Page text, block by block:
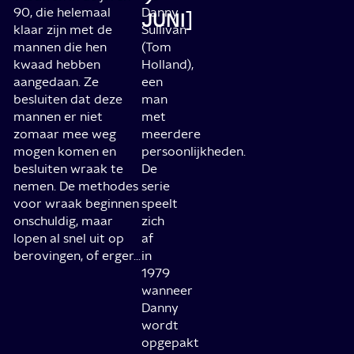
90, die helemaal
klaar zijn met de
mannen die hen
kwaad hebben
aangedaan. Ze
besluiten dat deze
mannen er niet
zomaar mee weg
mogen komen en
besluiten wraak te
nemen. De methodes
voor wraak beginnen
onschuldig, maar
lopen al snel uit op
berovingen, of erger...
JUNI]
Danny
Sullivan
(Tom
Holland),
een
man
met
meerdere
persoonlijkheden.
De
serie
speelt
zich
af
in
1979
wanneer
Danny
wordt
opgepakt